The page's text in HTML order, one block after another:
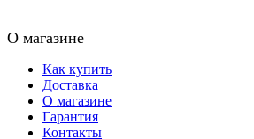
О магазине
Как купить
Доставка
О магазине
Гарантия
Контакты